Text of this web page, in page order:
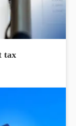
tax